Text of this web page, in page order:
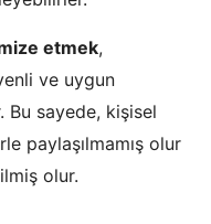
etmek,
ve uygun
Bu sayede, kişisel
paylaşılmamış olur
olur.